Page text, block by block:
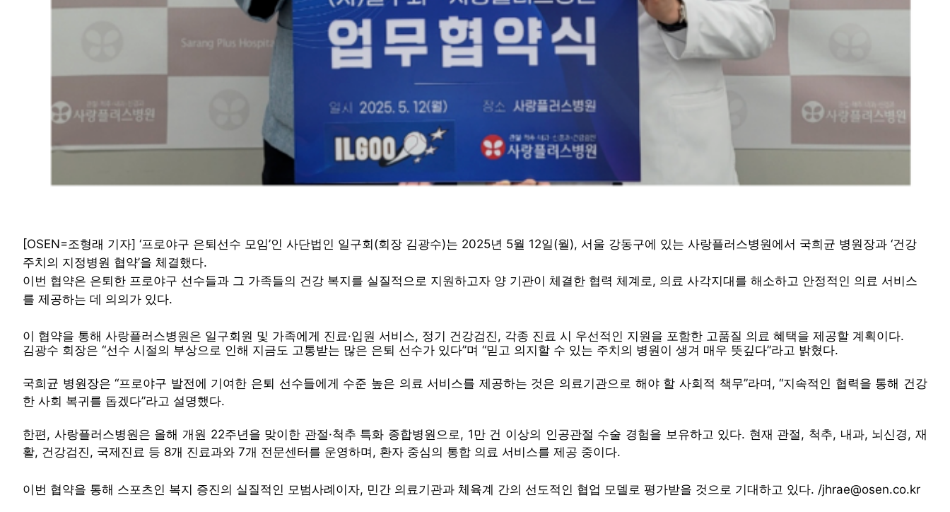
[OSEN=조형래 기자] ‘프로야구 은퇴선수 모임’인 사단법인 일구회(회장 김광수)는 2025년 5월 12일(월), 서울 강동구에 있는 사랑플러스병원에서 국희균 병원장과 ‘건강
주치의 지정병원 협약’을 체결했다.
이번 협약은 은퇴한 프로야구 선수들과 그 가족들의 건강 복지를 실질적으로 지원하고자 양 기관이 체결한 협력 체계로, 의료 사각지대를 해소하고 안정적인 의료 서비스
를 제공하는 데 의의가 있다.
이 협약을 통해 사랑플러스병원은 일구회원 및 가족에게 진료·입원 서비스, 정기 건강검진, 각종 진료 시 우선적인 지원을 포함한 고품질 의료 혜택을 제공할 계획이다.
김광수 회장은 “선수 시절의 부상으로 인해 지금도 고통받는 많은 은퇴 선수가 있다”며 “믿고 의지할 수 있는 주치의 병원이 생겨 매우 뜻깊다”라고 밝혔다.
국희균 병원장은 “프로야구 발전에 기여한 은퇴 선수들에게 수준 높은 의료 서비스를 제공하는 것은 의료기관으로 해야 할 사회적 책무”라며, “지속적인 협력을 통해 건강
한 사회 복귀를 돕겠다”라고 설명했다.
한편, 사랑플러스병원은 올해 개원 22주년을 맞이한 관절·척추 특화 종합병원으로, 1만 건 이상의 인공관절 수술 경험을 보유하고 있다. 현재 관절, 척추, 내과, 뇌신경, 재
활, 건강검진, 국제진료 등 8개 진료과와 7개 전문센터를 운영하며, 환자 중심의 통합 의료 서비스를 제공 중이다.
이번 협약을 통해 스포츠인 복지 증진의 실질적인 모범사례이자, 민간 의료기관과 체육계 간의 선도적인 협업 모델로 평가받을 것으로 기대하고 있다. /jhrae@osen.co.kr